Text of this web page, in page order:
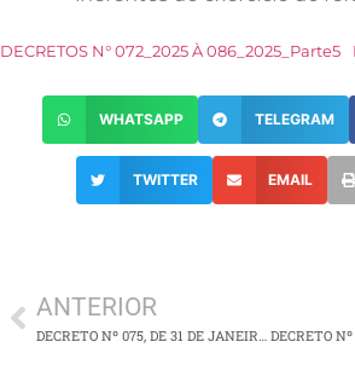
DECRETOS N° 072_2025 À 086_2025_Parte5
WHATSAPP TELEGRAM
TWITTER EMAIL
ANTERIOR
DECRETO Nº 075, DE 31 DE JANEIRO DE 2025.